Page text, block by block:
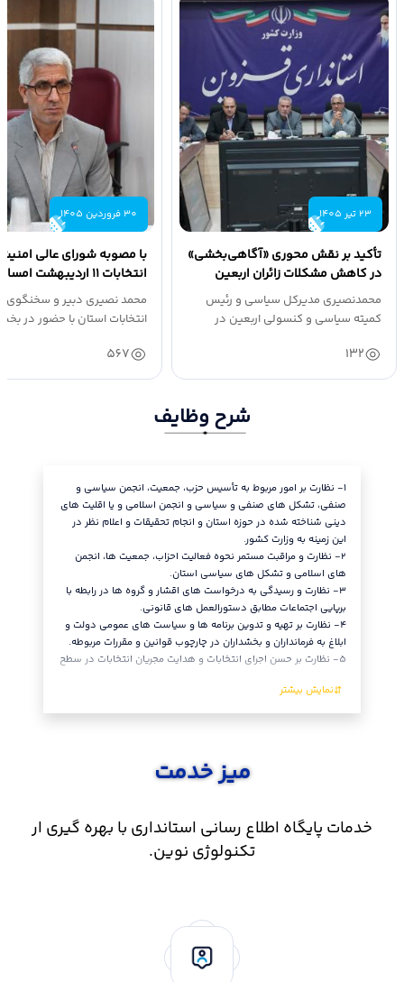
23 تیر 1405
تأکید بر نقش محوری «آگاهی‌بخشی»
در کاهش مشکلات زائران اربعین
محمدنصیری مدیرکل سیاسی و رئیس
کمیته سیاسی و کنسولی اربعین در
132
30 فروردین 1405
با مصوبه شورای عالی
انتخابات ۱۱ اردیبهشت
محمد نصیری دبیر و سخنگوی
567
شرح وظایف
١- نظارت بر امور مربوط به تأسیس حزب، جمعیت، انجمن سیاسی و
صنفی، تشکل های صنفی و سیاسی و انجمن اسلامی و یا اقلیت های
دینی شناخته شده در حوزه استان و انجام تحقیقات و اعلام نظر در
این زمینه به وزارت کشور.
٢- نظارت و مراقبت مستمر نحوه فعالیت احزاب، جمعیت ها، انجمن
های اسلامی و تشکل های سیاسی استان.
٣- نظارت و رسیدگی به درخواست های اقشار و گروه ها در رابطه با
برپایی اجتماعات مطابق دستورالعمل های قانونی.
٤- نظارت بر تهیه و تدوین برنامه ها و سیاست های عمومی دولت و
ابلاغ به فرمانداران و بخشداران در چارچوب قوانین و مقررات مربوطه.
٥- نظارت بر حسن اجرای انتخابات و هدایت مجریان انتخابات در سطح
میز خدمت
خدمات پایگاه اطلاع رسانی استانداری با بهره گیری ار
تکنولوژی نوین.